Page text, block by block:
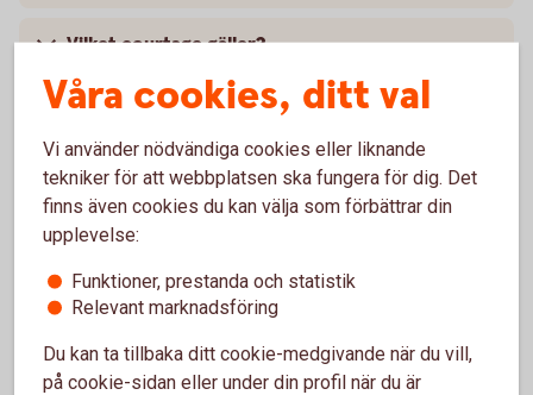
Vilket courtage gäller?
Vilka risker är förknippade med Bull & Bear?
Förfall
Kostnader
Aktuellt om Bull
Våra cookies, ditt val
Vi använder nödvändiga cookies eller liknande
tekniker för att webbplatsen ska fungera för dig. Det
finns även cookies du kan välja som förbättrar din
upplevelse:
Funktioner, prestanda och statistik
Relevant marknadsföring
Du kan ta tillbaka ditt cookie-medgivande när du vill,
på cookie-sidan eller under din profil när du är